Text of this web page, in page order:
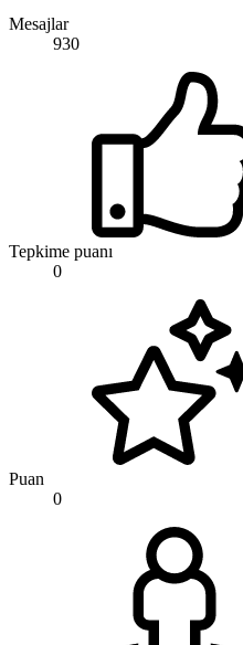
Mesajlar
930
Tepkime puanı
0
Puan
0